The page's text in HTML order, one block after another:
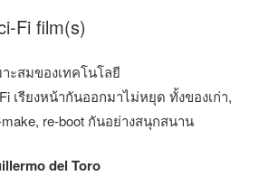
Fi film(s)
ะสมของเทคโนโลยี
เรียงหน้ากันออกมาไม่หยุด ทั้งของเก่า,
re-boot กันอย่างสนุกสนาน
del Toro